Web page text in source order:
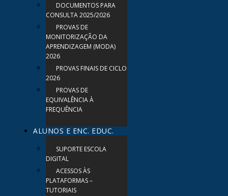
DOCUMENTOS PARA
CONSULTA 2025/2026
PROVAS DE
MONITORIZAÇÃO DA
APRENDIZAGEM (MODA)
2026
PROVAS FINAIS DE CICLO
2026
PROVAS DE
EQUIVALÊNCIA À
FREQUÊNCIA
ALUNOS E ENC. EDUC.
SUPORTE ESCOLA
DIGITAL
ACESSOS ÀS
PLATAFORMAS –
TUTORIAIS